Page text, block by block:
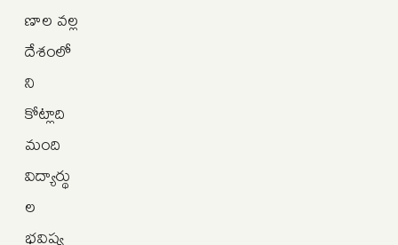
ణాల వల్ల
దేశంలో
ని
కోట్లాది
మంది
విద్యార్థు
ల
భవిష్య